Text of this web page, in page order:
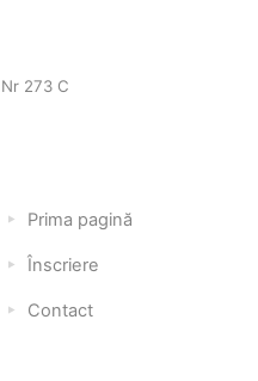
273 C
Prima pagină
Înscriere
Contact